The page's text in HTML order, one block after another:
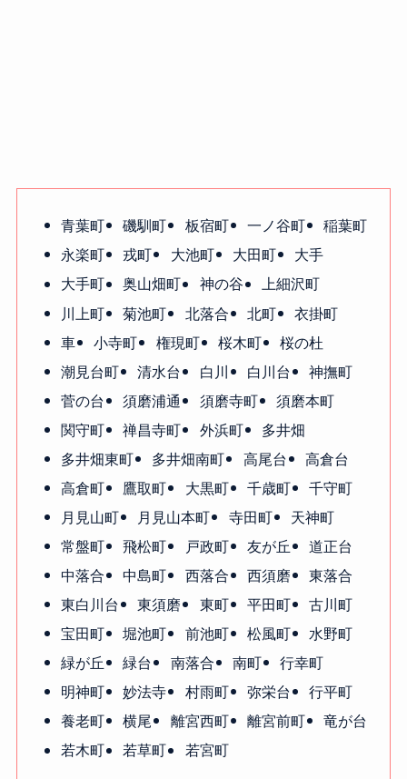
青葉町 磯馴町 板宿町 一ノ谷町
稲葉町
永楽町
戎町 大池町 大田町
大手
大手町
奥山畑町 神の谷
上細沢町
川上町
菊池町 北落合 北町
衣掛町
車
小寺町 権現町 桜木町
桜の杜
潮見台町
清水台 白川 白川台
神撫町
菅の台
須磨浦通 須磨寺町
須磨本町
関守町
禅昌寺町 外浜町
多井畑
多井畑東町
多井畑南町 高尾台
高倉台
高倉町
鷹取町 大黒町 千歳町
千守町
月見山町
月見山本町 寺田町
天神町
常盤町
飛松町 戸政町 友が丘
道正台
中落合
中島町 西落合 西須磨
東落合
東白川台
東須磨 東町 平田町
古川町
宝田町
堀池町 前池町 松風町
水野町
緑が丘
緑台 南落合 南町
行幸町
明神町
妙法寺 村雨町 弥栄台
行平町
養老町
横尾 離宮西町 離宮前町
竜が台
若木町
若草町 若宮町